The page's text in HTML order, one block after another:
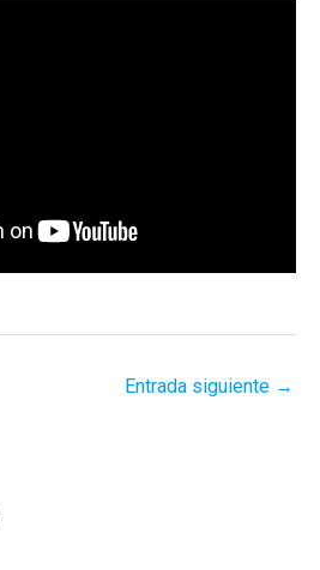
Entrada siguiente →